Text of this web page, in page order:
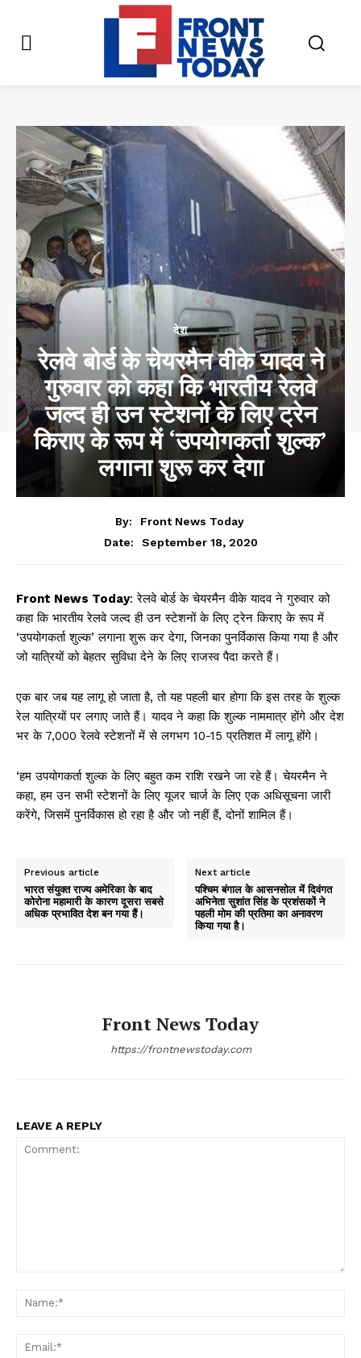
देश
रेलवे बोर्ड के चेयरमैन वीके यादव ने
गुरुवार को कहा कि भारतीय रेलवे
जल्द ही उन स्टेशनों के लिए ट्रेन
किराए के रूप में ‘उपयोगकर्ता शुल्क’
लगाना शुरू कर देगा
By:
Front News Today
Date:
September 18, 2020
Front News Today: रेलवे बोर्ड के चेयरमैन वीके यादव ने गुरुवार को
कहा कि भारतीय रेलवे जल्द ही उन स्टेशनों के लिए ट्रेन किराए के रूप में
‘उपयोगकर्ता शुल्क’ लगाना शुरू कर देगा, जिनका पुनर्विकास किया गया है और
जो यात्रियों को बेहतर सुविधा देने के लिए राजस्व पैदा करते हैं।
एक बार जब यह लागू हो जाता है, तो यह पहली बार होगा कि इस तरह के शुल्क
रेल यात्रियों पर लगाए जाते हैं। यादव ने कहा कि शुल्क नाममात्र होंगे और देश
भर के 7,000 रेलवे स्टेशनों में से लगभग 10-15 प्रतिशत में लागू होंगे।
‘हम उपयोगकर्ता शुल्क के लिए बहुत कम राशि रखने जा रहे हैं। चेयरमैन ने
कहा, हम उन सभी स्टेशनों के लिए यूजर चार्ज के लिए एक अधिसूचना जारी
करेंगे, जिसमें पुनर्विकास हो रहा है और जो नहीं हैं, दोनों शामिल हैं।
Previous article
भारत संयुक्त राज्य अमेरिका के बाद
कोरोना महामारी के कारण दूसरा सबसे
अधिक प्रभावित देश बन गया हैं।
Next article
पश्चिम बंगाल के आसनसोल में दिवंगत
अभिनेता सुशांत सिंह के प्रशंसकों ने
पहली मोम की प्रतिमा का अनावरण
किया गया है।
Front News Today
https://frontnewstoday.com
LEAVE A REPLY